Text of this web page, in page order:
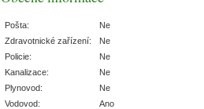
Pošta:
Ne
Zdravotnické zařízení:
Ne
Policie:
Ne
Kanalizace:
Ne
Plynovod:
Ne
Vodovod:
Ano